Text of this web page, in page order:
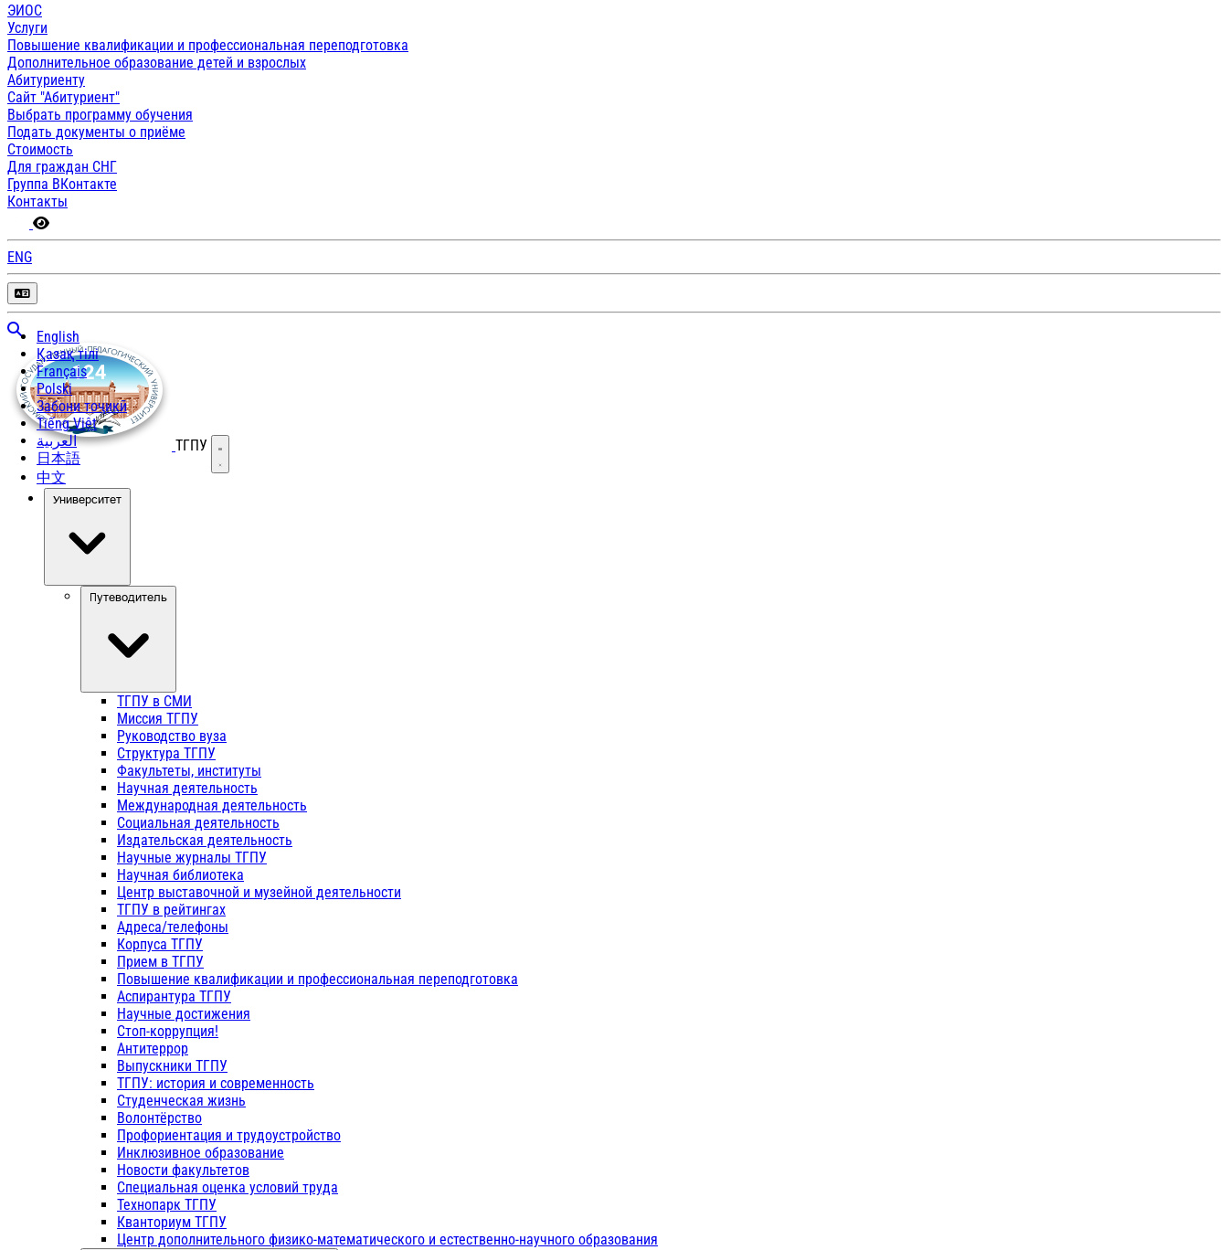
ЭИОС
Услуги
Повышение квалификации и профессиональная переподготовка
Дополнительное образование детей и взрослых
Абитуриенту
Сайт "Абитуриент"
Выбрать программу обучения
Подать документы о приёме
Стоимость
Для граждан СНГ
Группа ВКонтакте
Контакты
ENG
English
Қазақ тілі
Français
Polski
Забони тоҷикӣ
Tiếng Việt
العربية
日本語
中文
ТГПУ Открыть меню
Университет
Путеводитель
ТГПУ в СМИ
Миссия ТГПУ
Руководство вуза
Структура ТГПУ
Факультеты, институты
Научная деятельность
Международная деятельность
Социальная деятельность
Издательская деятельность
Научные журналы ТГПУ
Научная библиотека
Центр выставочной и музейной деятельности
ТГПУ в рейтингах
Адреса/телефоны
Корпуса ТГПУ
Прием в ТГПУ
Повышение квалификации и профессиональная переподготовка
Аспирантура ТГПУ
Научные достижения
Стоп-коррупция!
Антитеррор
Выпускники ТГПУ
ТГПУ: история и современность
Студенческая жизнь
Волонтёрство
Профориентация и трудоустройство
Инклюзивное образование
Новости факультетов
Специальная оценка условий труда
Технопарк ТГПУ
Кванториум ТГПУ
Центр дополнительного физико-математического и естественно-научного образования